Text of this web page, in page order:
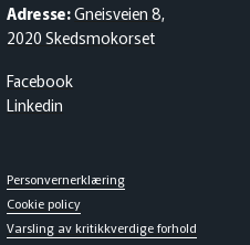
Adresse:Gneisveien 8,
2020 Skedsmokorset
Facebook
Linkedin
Personvernerklæring
Cookie policy
Varsling av kritikkverdige forhold